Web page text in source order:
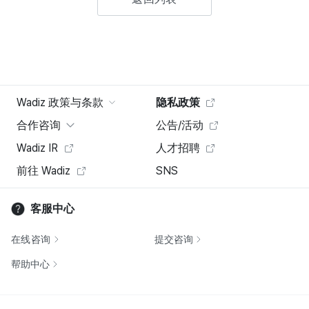
Wadiz 政策与条款
隐私政策
合作咨询
公告/活动
Wadiz IR
人才招聘
前往 Wadiz
SNS
客服中心
在线咨询 提交咨询
帮助中心